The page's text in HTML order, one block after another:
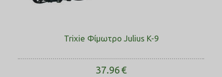
Trixie Φίμωτρο Julius K-9
37.96€